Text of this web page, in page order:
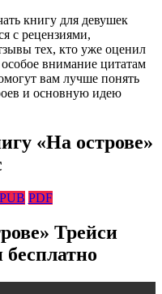
книгу для девушек
с рецензиями,
тех, кто уже оценил
внимание цитатам
вам лучше понять
и основную идею
«На острове»
PDF
Трейси